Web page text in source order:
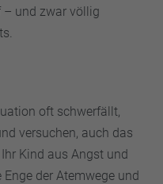
– und zwar völlig
oft schwerfällt,
versuchen, auch das
Kind aus Angst und
der Atemwege und